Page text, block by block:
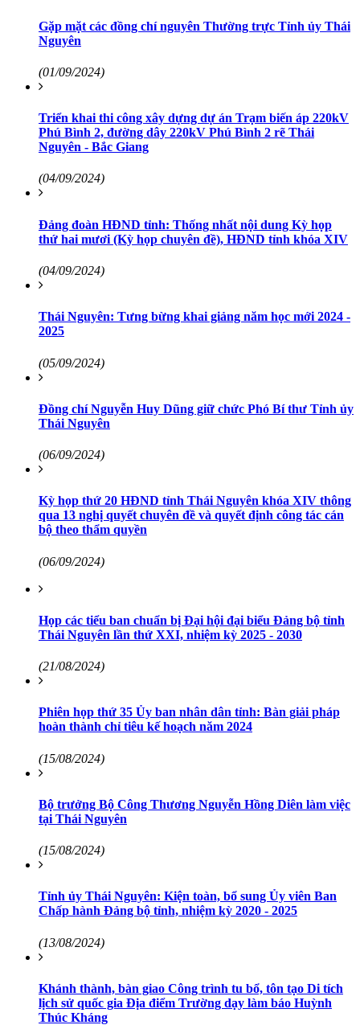
Gặp mặt các đồng chí nguyên Thường trực Tỉnh ủy Thái
Nguyên
(01/09/2024)
Triển khai thi công xây dựng dự án Trạm biến áp 220kV
Phú Bình 2, đường dây 220kV Phú Bình 2 rẽ Thái
Nguyên - Bắc Giang
(04/09/2024)
Đảng đoàn HĐND tỉnh: Thống nhất nội dung Kỳ họp
thứ hai mươi (Kỳ họp chuyên đề), HĐND tỉnh khóa XIV
(04/09/2024)
Thái Nguyên: Tưng bừng khai giảng năm học mới 2024 -
2025
(05/09/2024)
Đồng chí Nguyễn Huy Dũng giữ chức Phó Bí thư Tỉnh ủy
Thái Nguyên
(06/09/2024)
Kỳ họp thứ 20 HĐND tỉnh Thái Nguyên khóa XIV thông
qua 13 nghị quyết chuyên đề và quyết định công tác cán
bộ theo thẩm quyền
(06/09/2024)
Họp các tiểu ban chuẩn bị Đại hội đại biểu Đảng bộ tỉnh
Thái Nguyên lần thứ XXI, nhiệm kỳ 2025 - 2030
(21/08/2024)
Phiên họp thứ 35 Ủy ban nhân dân tỉnh: Bàn giải pháp
hoàn thành chỉ tiêu kế hoạch năm 2024
(15/08/2024)
Bộ trưởng Bộ Công Thương Nguyễn Hồng Diên làm việc
tại Thái Nguyên
(15/08/2024)
Tỉnh ủy Thái Nguyên: Kiện toàn, bổ sung Ủy viên Ban
Chấp hành Đảng bộ tỉnh, nhiệm kỳ 2020 - 2025
(13/08/2024)
Khánh thành, bàn giao Công trình tu bổ, tôn tạo Di tích
lịch sử quốc gia Địa điểm Trường dạy làm báo Huỳnh
Thúc Kháng